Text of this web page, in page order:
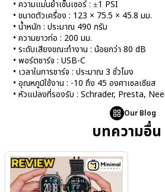
• ความแม่นยำเซ็นเซอร์ : ±1 PSI
• ขนาดตัวเครื่อง : 123 × 75.5 × 45.8 มม.
• น้ำหนัก : ประมาณ 490 กรัม
• ความยาวท่อ : 200 มม.
• ระดับเสียงขณะทำงาน : น้อยกว่า 80 dB
• พอร์ตชาร์จ : USB-C
• เวลาในการชาร์จ : ประมาณ 3 ชั่วโมง
• อุณหภูมิใช้งาน : -10 ถึง 45 องศาเซลเซียส
• หัวแปลงที่รองรับ : Schrader, Presta,
Our Blog
บทความอื่น